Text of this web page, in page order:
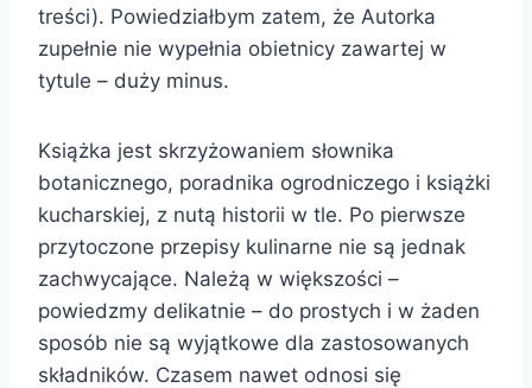
treści). Powiedziałbym zatem, że Autorka
zupełnie nie wypełnia obietnicy zawartej w
tytule – duży minus.
Książka jest skrzyżowaniem słownika
botanicznego, poradnika ogrodniczego i książki
kucharskiej, z nutą historii w tle. Po pierwsze
przytoczone przepisy kulinarne nie są jednak
zachwycające. Należą w większości –
powiedzmy delikatnie – do prostych i w żaden
sposób nie są wyjątkowe dla zastosowanych
składników. Czasem nawet odnosi się